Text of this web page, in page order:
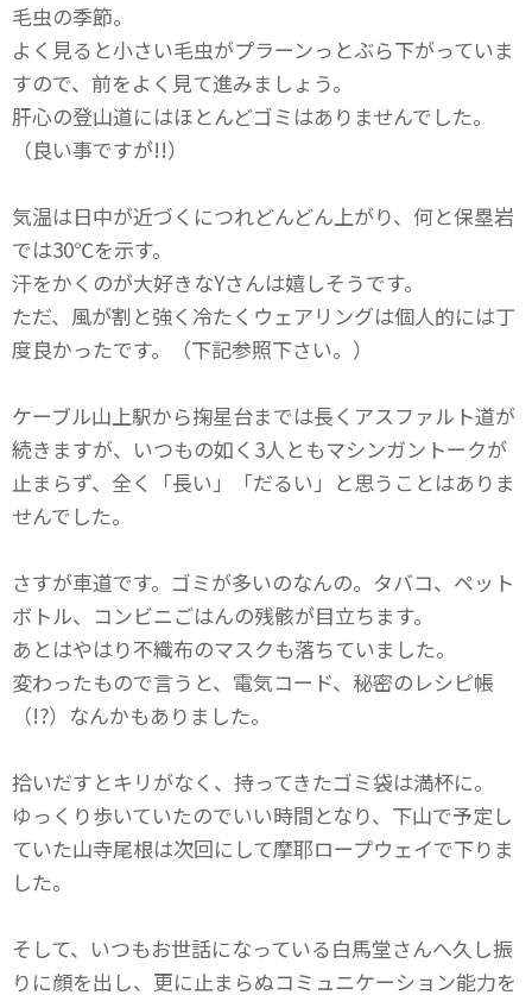
毛虫の季節。
よく見ると小さい毛虫がプラーンっとぶら下がっていま
すので、前をよく見て進みましょう。
肝心の登山道にはほとんどゴミはありませんでした。
（良い事ですが!!）
気温は日中が近づくにつれどんどん上がり、何と保塁岩
では30℃を示す。
汗をかくのが大好きなYさんは嬉しそうです。
ただ、風が割と強く冷たくウェアリングは個人的には丁
度良かったです。（下記参照下さい。）
ケーブル山上駅から掬星台までは長くアスファルト道が
続きますが、いつもの如く3人ともマシンガントークが
止まらず、全く「長い」「だるい」と思うことはありま
せんでした。
さすが車道です。ゴミが多いのなんの。タバコ、ペット
ボトル、コンビニごはんの残骸が目立ちます。
あとはやはり不織布のマスクも落ちていました。
変わったもので言うと、電気コード、秘密のレシピ帳
（!?）なんかもありました。
拾いだすとキリがなく、持ってきたゴミ袋は満杯に。
ゆっくり歩いていたのでいい時間となり、下山で予定し
ていた山寺尾根は次回にして摩耶ロープウェイで下りま
した。
そして、いつもお世話になっている白馬堂さんへ久し振
りに顔を出し、更に止まらぬコミュニケーション能力を